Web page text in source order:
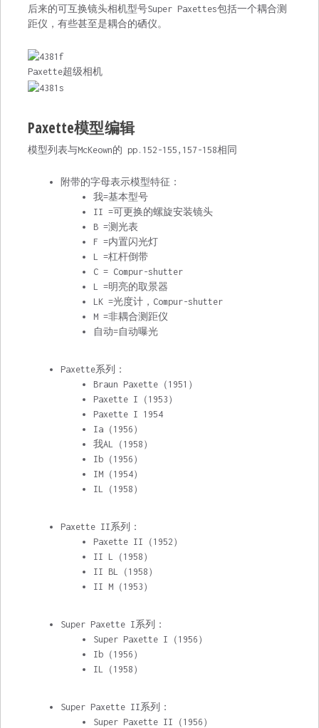
后来的可互换镜头相机型号Super Paxettes包括一个耦合测
距仪 ，有些甚至是耦合的硒仪。
Paxette超级相机
Paxette模型编辑
模型列表与McKeown的 pp.152-155,157-158相同
附带的字母表示模型特征：
我=基本型号
II =可更换的螺旋安装镜头
B =测光表
F =内置闪光灯
L =杠杆倒带
C = Compur-shutter
L =明亮的取景器
LK =光度计，Compur-shutter
M =非耦合测距仪
自动=自动曝光
Paxette系列：
Braun Paxette（1951）
Paxette I （1953）
Paxette I 1954
Ia（1956）
我AL（1958）
Ib（1956）
IM（1954）
IL（1958）
Paxette II系列：
Paxette II （1952）
II L（1958）
II BL（1958）
II M（1953）
Super Paxette I系列：
Super Paxette I （1956）
Ib（1956）
IL
（1958）
Super Paxette II系列：
Super Paxette II （1956）